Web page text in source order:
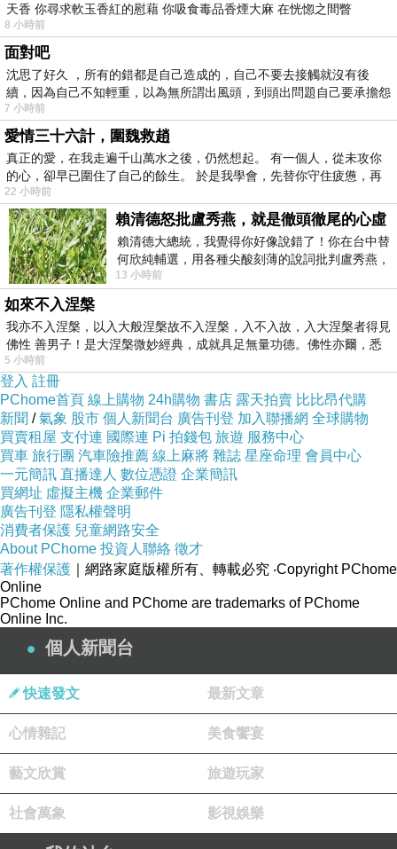
但先生面對壓力的方式，很原始，大口吃肉才
是紓壓的最好方式。
於是乎，11月的生活放空日。
先生很認真的問我，明天要不要吃燒肉吃到飽。
天香 你尋求軟玉香紅的慰藉 你吸食毒品香煙大麻 在恍惚之間瞥
8 小時前
面對吧
沈思了好久 ，所有的錯都是自己造成的，自己不要去接觸就沒有後
續，因為自己不知輕重，以為無所謂出風頭，到頭出問題自己要承擔怨
不
7 小時前
愛情三十六計，圍魏救趙
真正的愛，在我走遍千山萬水之後，仍然想起。 有一個人，從未攻你
的心，卻早已圍住了自己的餘生。 於是我學會，先替你守住疲憊，再
22 小時前
賴清德怒批盧秀燕，就是徹頭徹尾的心虛
賴清德大總統，我覺得你好像說錯了！你在台中替
何欣純輔選，用各種尖酸刻薄的說詞批判盧秀燕，
罵她施政滿意度輸給陳其邁，甚至還說盧
13 小時前
如來不入涅槃
我亦不入涅槃，以入大般涅槃故不入涅槃，入不入故，入大涅槃者得見
佛性 善男子！是大涅槃微妙經典，成就具足無量功德。佛性亦爾，悉
5 小時前
登入 註冊
PChome首頁 線上購物 24h購物 書店 露天拍賣 比比昂代購
新聞 /氣象 股市 個人新聞台 廣告刊登 加入聯播網 全球購物
買賣租屋 支付連 國際連 Pi 拍錢包 旅遊 服務中心
買車 旅行團 汽車險推薦 線上麻將 雜誌 星座命理 會員中心
一元簡訊 直播達人 數位憑證 企業簡訊
買網址 虛擬主機 企業郵件
廣告刊登 隱私權聲明
消費者保護 兒童網路安全
About PChome 投資人聯絡 徵才
著作權保護 ｜網路家庭版權所有、轉載必究 ‧Copyright PChome
Online
PChome Online and PChome are trademarks of PChome
Online Inc.
個人新聞台
快速發文 最新文章
心情雜記 美食饗宴
藝文欣賞 旅遊玩家
社會萬象 影視娛樂